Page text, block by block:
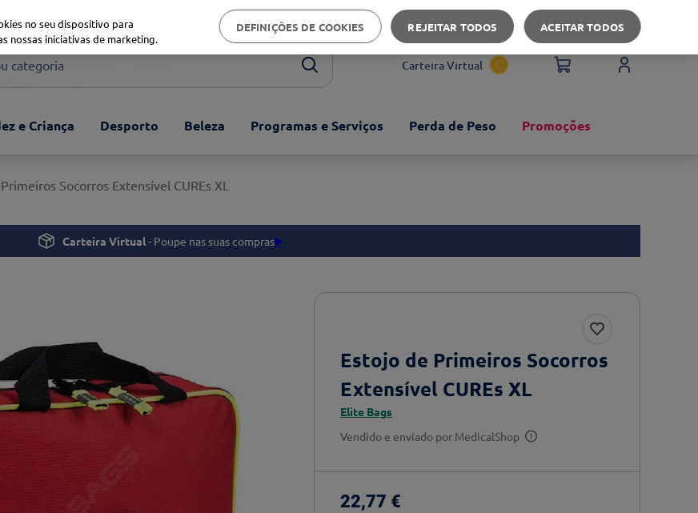
Apoio ao cliente
Carteira Virtual
e Criança Desporto Beleza Programas e Serviços Perda de Peso Promoções
Socorros Extensível CUREs XL
Carteira Virtual- Poupe nas suas compras▶️
Estojo de Primeiros Socorros
Extensível CUREs XL
Elite Bags
Vendido e enviado por MedicalShop
22,77 €
no seu dispositivo para
nossas iniciativas de marketing.
DEFINIÇÕES DE COOKIES REJEITAR TODOS ACEITAR TODOS